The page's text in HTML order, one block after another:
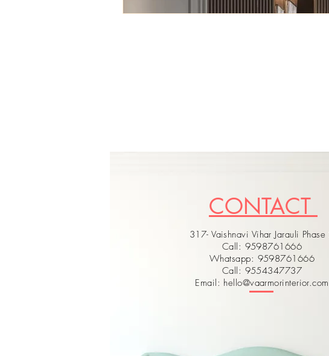
CONTACT
317- Vaishnavi Vihar Jarauli Phase
Call: 9598761666
Whatsapp: 9598761666
Call: 9554347737
Email: hello@vaarmorinterior.com